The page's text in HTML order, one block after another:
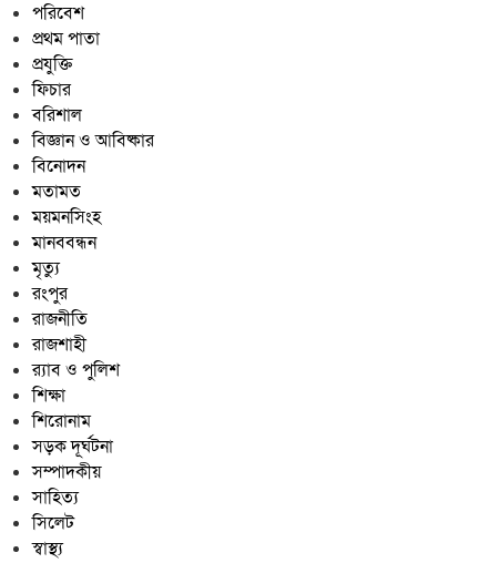
পরিবেশ
প্রথম পাতা
প্রযুক্তি
ফিচার
বরিশাল
বিজ্ঞান ও আবিষ্কার
বিনোদন
মতামত
ময়মনসিংহ
মানববন্ধন
মৃত্যু
রংপুর
রাজনীতি
রাজশাহী
র‍্যাব ও পুলিশ
শিক্ষা
শিরোনাম
সড়ক দূর্ঘটনা
সম্পাদকীয়
সাহিত্য
সিলেট
স্বাস্থ্য